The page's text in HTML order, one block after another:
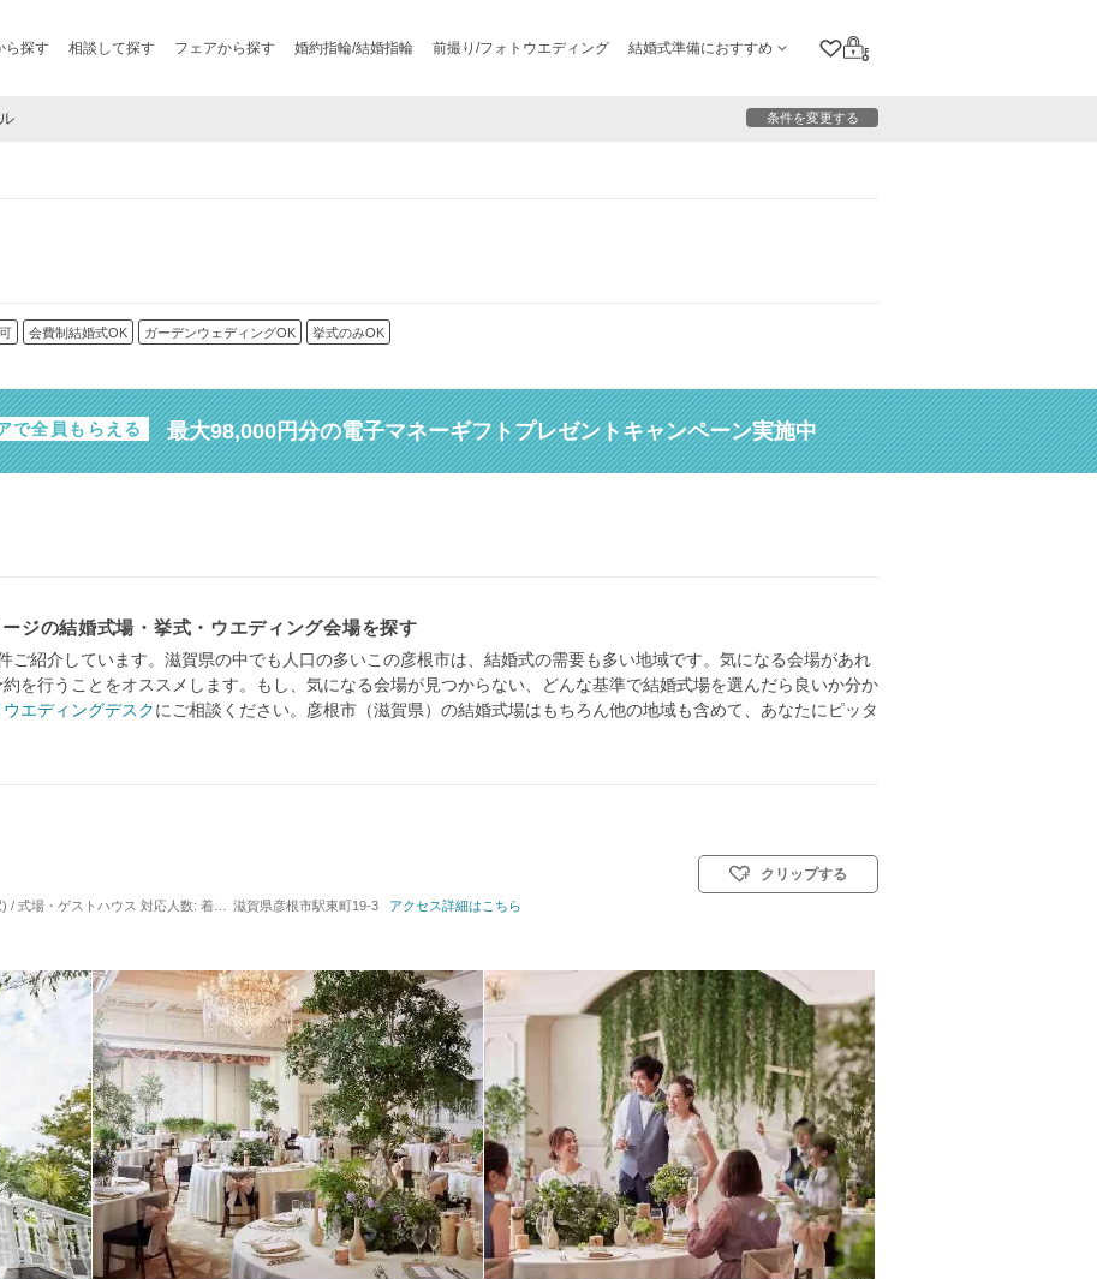
ら探す 相談して探す フェアから探す 婚約指輪/結婚指輪 前撮り/フォトウエディング 結婚式準備におすすめ
クリップリスト
ログイン
条件を変更する
会費制結婚式OK ガーデンウェディングOK 挙式のみOK
で全員もらえる 最大98,000円分の電子マネーギフトプレゼントキャンペーン実施中
ジの結婚式場・挙式・ウエディング会場を探す
ご紹介しています。滋賀県の中でも人口の多いこの彦根市は、結婚式の需要も多い地域です。気になる会場があれ
を行うことをオススメします。もし、気になる会場が見つからない、どんな基準で結婚式場を選んだら良いか分か
エディングデスクにご相談ください。彦根市（滋賀県）の結婚式場はもちろん他の地域も含めて、あなたにピッタ
/ 式場・ゲストハウス 対応人数: 着席：6名 ～ 150名 挙式スタイル: 教会式(キリスト教式)／神前式／人前式／和装人前式
滋賀県彦根市駅東町19-3 アクセス詳細はこちら
クリップする